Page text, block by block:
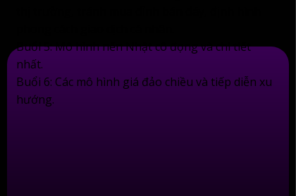
Buổi 5: Mô hình nến Nhật cô đọng và chi tiết
nhất.
Buổi 6: Các mô hình giá đảo chiều và tiếp diễn xu
hướng.